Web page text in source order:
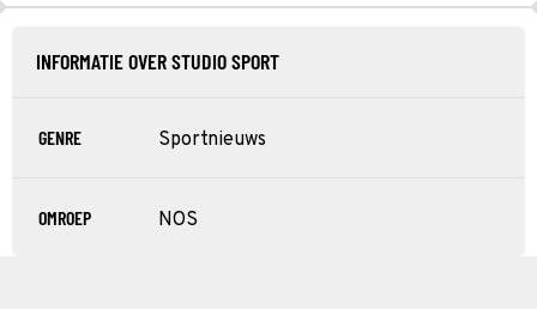
INFORMATIE OVER STUDIO SPORT
GENRE Sportnieuws
OMROEP NOS